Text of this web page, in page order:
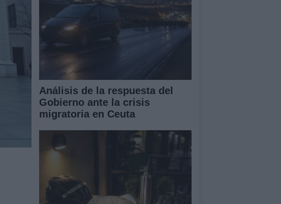
Análisis de la respuesta del
Gobierno ante la crisis
migratoria en Ceuta